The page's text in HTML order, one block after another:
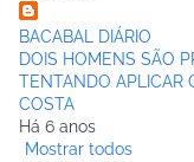
BACABAL DIÁRIO
DOIS HOMENS SÃO
TENTANDO APLICAR
COSTA
Há 6 anos
Mostrar todos